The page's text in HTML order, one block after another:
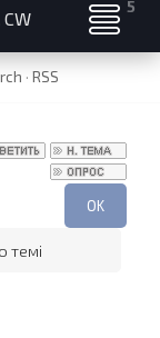
CW
· RSS